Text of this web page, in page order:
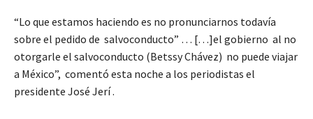
“Lo que estamos haciendo es no pronunciarnos todavía
sobre el pedido de salvoconducto” … […]el gobierno al no
otorgarle el salvoconducto (Betssy Chávez) no puede viajar
a México”, comentó esta noche a los periodistas el
presidente José Jerí .